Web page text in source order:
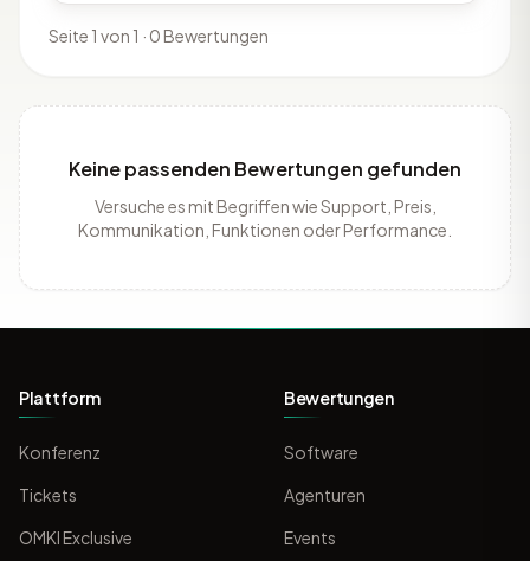
Seite 1 von 1 · 0 Bewertungen
Keine passenden Bewertungen gefunden
Versuche es mit Begriffen wie Support, Preis,
Kommunikation, Funktionen oder Performance.
Plattform
Konferenz
Tickets
OMKI Exclusive
Bewertungen
Software
Agenturen
Events